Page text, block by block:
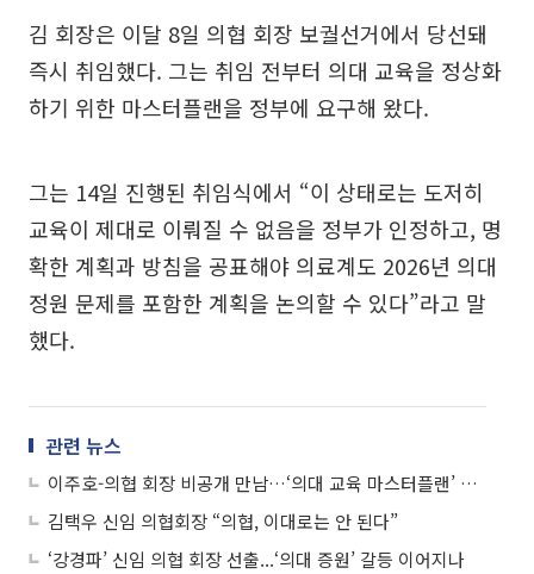
김 회장은 이달 8일 의협 회장 보궐선거에서 당선돼
즉시 취임했다. 그는 취임 전부터 의대 교육을 정상화
하기 위한 마스터플랜을 정부에 요구해 왔다.
그는 14일 진행된 취임식에서 “이 상태로는 도저히
교육이 제대로 이뤄질 수 없음을 정부가 인정하고, 명
확한 계획과 방침을 공표해야 의료계도 2026년 의대
정원 문제를 포함한 계획을 논의할 수 있다”라고 말
했다.
관련 뉴스
이주호-의협 회장 비공개 만남…‘의대 교육 마스터플랜’ 논의
김택우 신임 의협회장 “의협, 이대로는 안 된다”
‘강경파’ 신임 의협 회장 선출...‘의대 증원’ 갈등 이어지나